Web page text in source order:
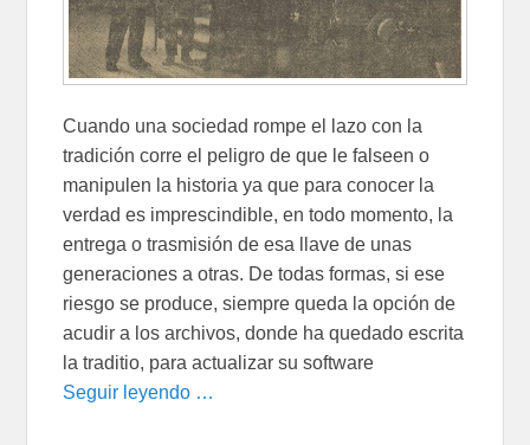
Cuando una sociedad rompe el lazo con la
tradición corre el peligro de que le falseen o
manipulen la historia ya que para conocer la
verdad es imprescindible, en todo momento, la
entrega o trasmisión de esa llave de unas
generaciones a otras. De todas formas, si ese
riesgo se produce, siempre queda la opción de
acudir a los archivos, donde ha quedado escrita
la traditio, para actualizar su software
Seguir leyendo …